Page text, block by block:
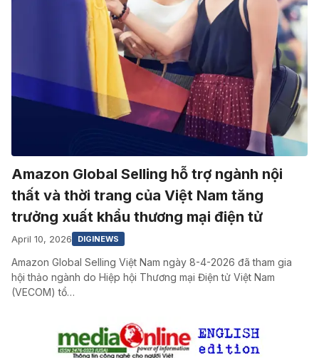
Amazon Global Selling hỗ trợ ngành nội
thất và thời trang của Việt Nam tăng
trưởng xuất khẩu thương mại điện tử
April 10, 2026 DIGINEWS
Amazon Global Selling Việt Nam ngày 8-4-2026 đã tham gia
hội thảo ngành do Hiệp hội Thương mại Điện tử Việt Nam
(VECOM) tổ…